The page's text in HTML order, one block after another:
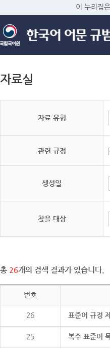
이 누리집
자료실
자료 유형
관련 규정
생성일
찾을 대상
총 26개의 검색 결과가 있습니다.
번호
26 표준어 규정
25 복수 표준어